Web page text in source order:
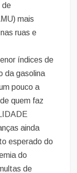
de
mais
ruas e
índices de
da gasolina
pouco a
quem faz
ainda
esperado do
do
de